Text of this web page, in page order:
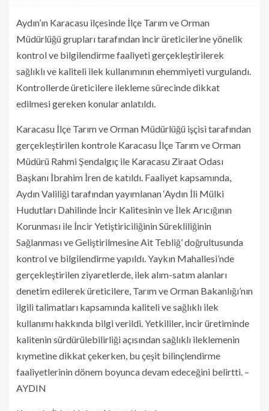
Aydın’ın Karacasu ilçesinde İlçe Tarım ve Orman
Müdürlüğü grupları tarafından incir üreticilerine yönelik
kontrol ve bilgilendirme faaliyeti gerçekleştirilerek
sağlıklı ve kaliteli ilek kullanımının ehemmiyeti vurgulandı.
Kontrollerde üreticilere ilekleme sürecinde dikkat
edilmesi gereken konular anlatıldı.
Karacasu İlçe Tarım ve Orman Müdürlüğü işçisi tarafından
gerçekleştirilen kontrole Karacasu İlçe Tarım ve Orman
Müdürü Rahmi Şendalgıç ile Karacasu Ziraat Odası
Başkanı İbrahim İren de katıldı. Faaliyet kapsamında,
Aydın Valiliği tarafından yayımlanan ‘Aydın İli Mülki
Hudutları Dahilinde İncir Kalitesinin ve İlek Arıcığının
Korunması ile İncir Yetiştiriciliğinin Sürekliliğinin
Sağlanması ve Geliştirilmesine Ait Tebliğ’ doğrultusunda
kontrol ve bilgilendirme yapıldı. Yaykın Mahallesi’nde
gerçekleştirilen ziyaretlerde, ilek alım-satım alanları
denetim edilerek üreticilere, Tarım ve Orman Bakanlığı’nın
ilgili talimatları kapsamında kaliteli ve sağlıklı ilek
kullanımı hakkında bilgi verildi. Yetkililer, incir üretiminde
kalitenin sürdürülebilirliği açısından sağlıklı ileklemenin
kıymetine dikkat çekerken, bu çeşit bilinçlendirme
faaliyetlerinin dönem boyunca devam edeceğini belirtti. –
AYDIN